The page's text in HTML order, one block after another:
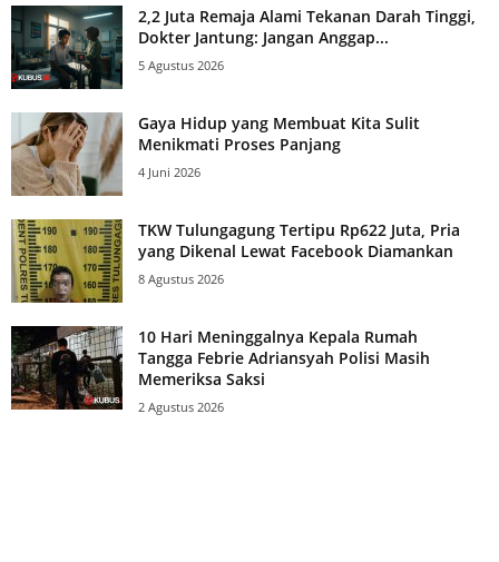
2,2 Juta Remaja Alami Tekanan Darah Tinggi,
Dokter Jantung: Jangan Anggap...
5 Agustus 2026
Gaya Hidup yang Membuat Kita Sulit
Menikmati Proses Panjang
4 Juni 2026
TKW Tulungagung Tertipu Rp622 Juta, Pria
yang Dikenal Lewat Facebook Diamankan
8 Agustus 2026
10 Hari Meninggalnya Kepala Rumah
Tangga Febrie Adriansyah Polisi Masih
Memeriksa Saksi
2 Agustus 2026